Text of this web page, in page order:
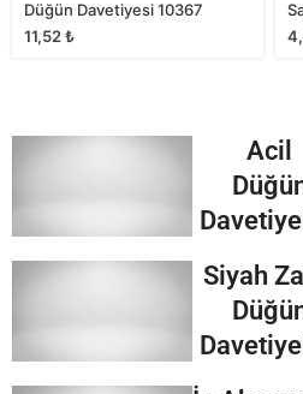
Düğün Davetiyesi 10367
11,52₺
Acil
Siyah